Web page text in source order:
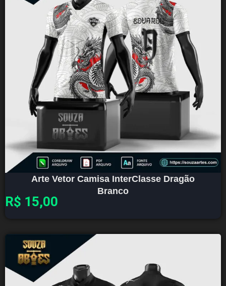
Arte Vetor Camisa InterClasse Dragão
Branco
R$ 15,00